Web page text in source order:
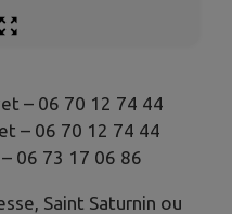
– 06 70 12 74 44
– 06 70 12 74 44
06 73 17 06 86
Saint Saturnin ou